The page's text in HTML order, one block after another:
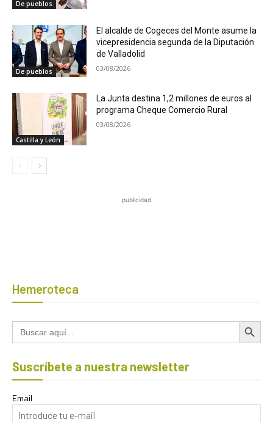
De pueblos
De pueblos
El alcalde de Cogeces del Monte asume la
vicepresidencia segunda de la Diputación
de Valladolid
03/08/2026
Castilla y León
La Junta destina 1,2 millones de euros al
programa Cheque Comercio Rural
03/08/2026
publicidad
Hemeroteca
Buscar: Botón de
Suscríbete a nuestra newsletter
Email